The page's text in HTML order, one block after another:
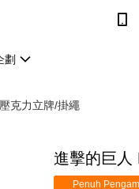
劃
克力立牌/掛繩
進擊的巨人
Penuh